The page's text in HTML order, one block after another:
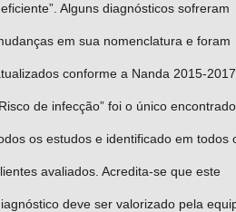
Alguns diagnósticos sofreram
em sua nomenclatura e foram
conforme a Nanda 2015-
de infecção” foi o único
os estudos e identificado em todos
avaliados. Acredita-se que este
deve ser valorizado pela